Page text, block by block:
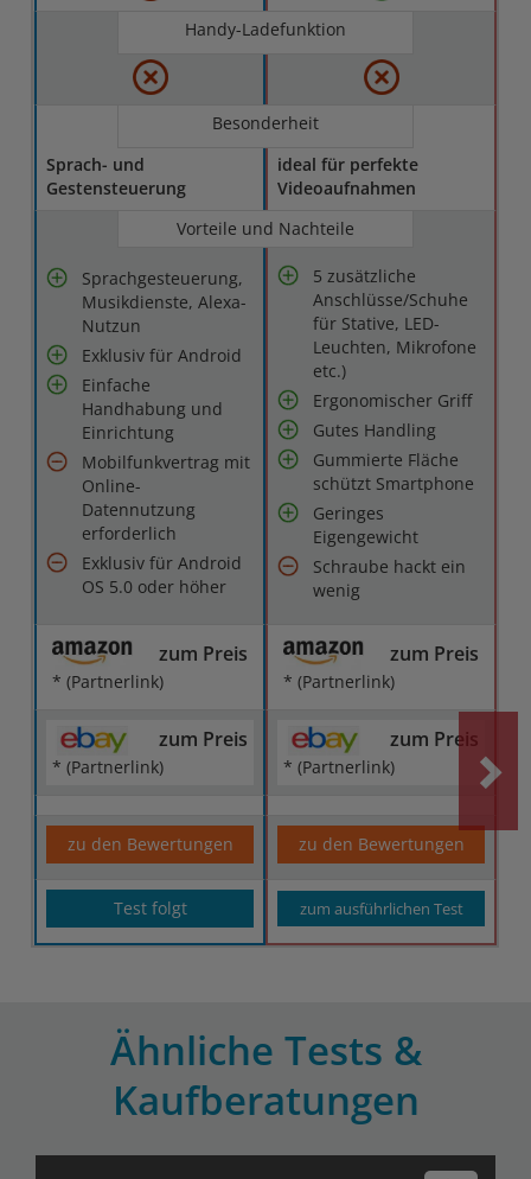
Handy-Ladefunktion
Besonderheit
Sprach- und
Gestensteuerung
ideal für perfekte
Videoaufnahmen
Vorteile und Nachteile
Sprachgesteuerung,
Musikdienste, Alexa-
Nutzun
Exklusiv für Android
Einfache
Handhabung und
Einrichtung
Mobilfunkvertrag mit
Online-
Datennutzung
erforderlich
Exklusiv für Android
OS 5.0 oder höher
5 zusätzliche
Anschlüsse/Schuhe
für Stative, LED-
Leuchten, Mikrofone
etc.)
Ergonomischer Griff
Gutes Handling
Gummierte Fläche
schützt Smartphone
Geringes
Eigengewicht
Schraube hackt ein
wenig
zum Preis
* (Partnerlink)
zum Preis
* (Partnerlink)
zum Preis
* (Partnerlink)
zum Preis
* (Partnerlink)
zu den Bewertungen zu den Bewertungen
Test folgt zum ausführlichen Test
Ähnliche Tests &
Kaufberatungen